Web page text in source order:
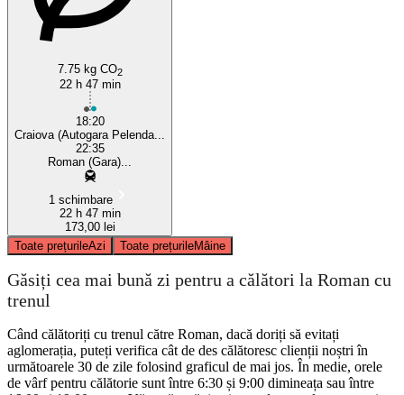
7.75 kg CO2
22 h 47 min
18:20
Craiova (Autogara Pelenda...
22:35
Roman (Gara)...
1 schimbare
22 h 47 min
173,00 lei
Toate prețurileAzi Toate prețurileMâine
Găsiți cea mai bună zi pentru a călători la Roman cu
trenul
Când călătoriți cu trenul către Roman, dacă doriți să evitați
aglomerația, puteți verifica cât de des călătoresc clienții noștri în
următoarele 30 de zile folosind graficul de mai jos. În medie, orele
de vârf pentru călătorie sunt între 6:30 și 9:00 dimineața sau între